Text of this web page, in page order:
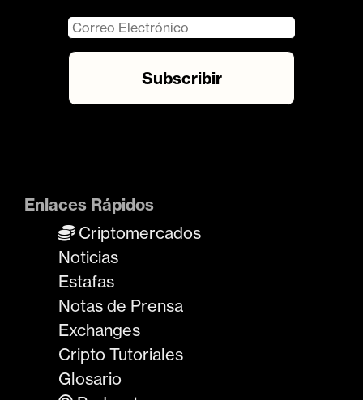
Enlaces Rápidos
Criptomercados
Noticias
Estafas
Notas de Prensa
Exchanges
Cripto Tutoriales
Glosario